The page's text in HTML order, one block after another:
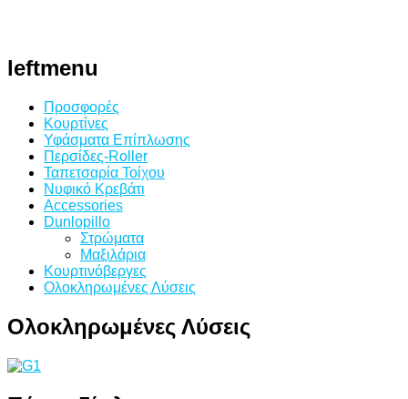
leftmenu
Προσφορές
Κουρτίνες
Υφάσματα Επίπλωσης
Περσίδες-Roller
Ταπετσαρία Τοίχου
Νυφικό Κρεβάτι
Accessories
Dunlopillo
Στρώματα
Μαξιλάρια
Κουρτινόβεργες
Ολοκληρωμένες Λύσεις
Ολοκληρωμένες Λύσεις